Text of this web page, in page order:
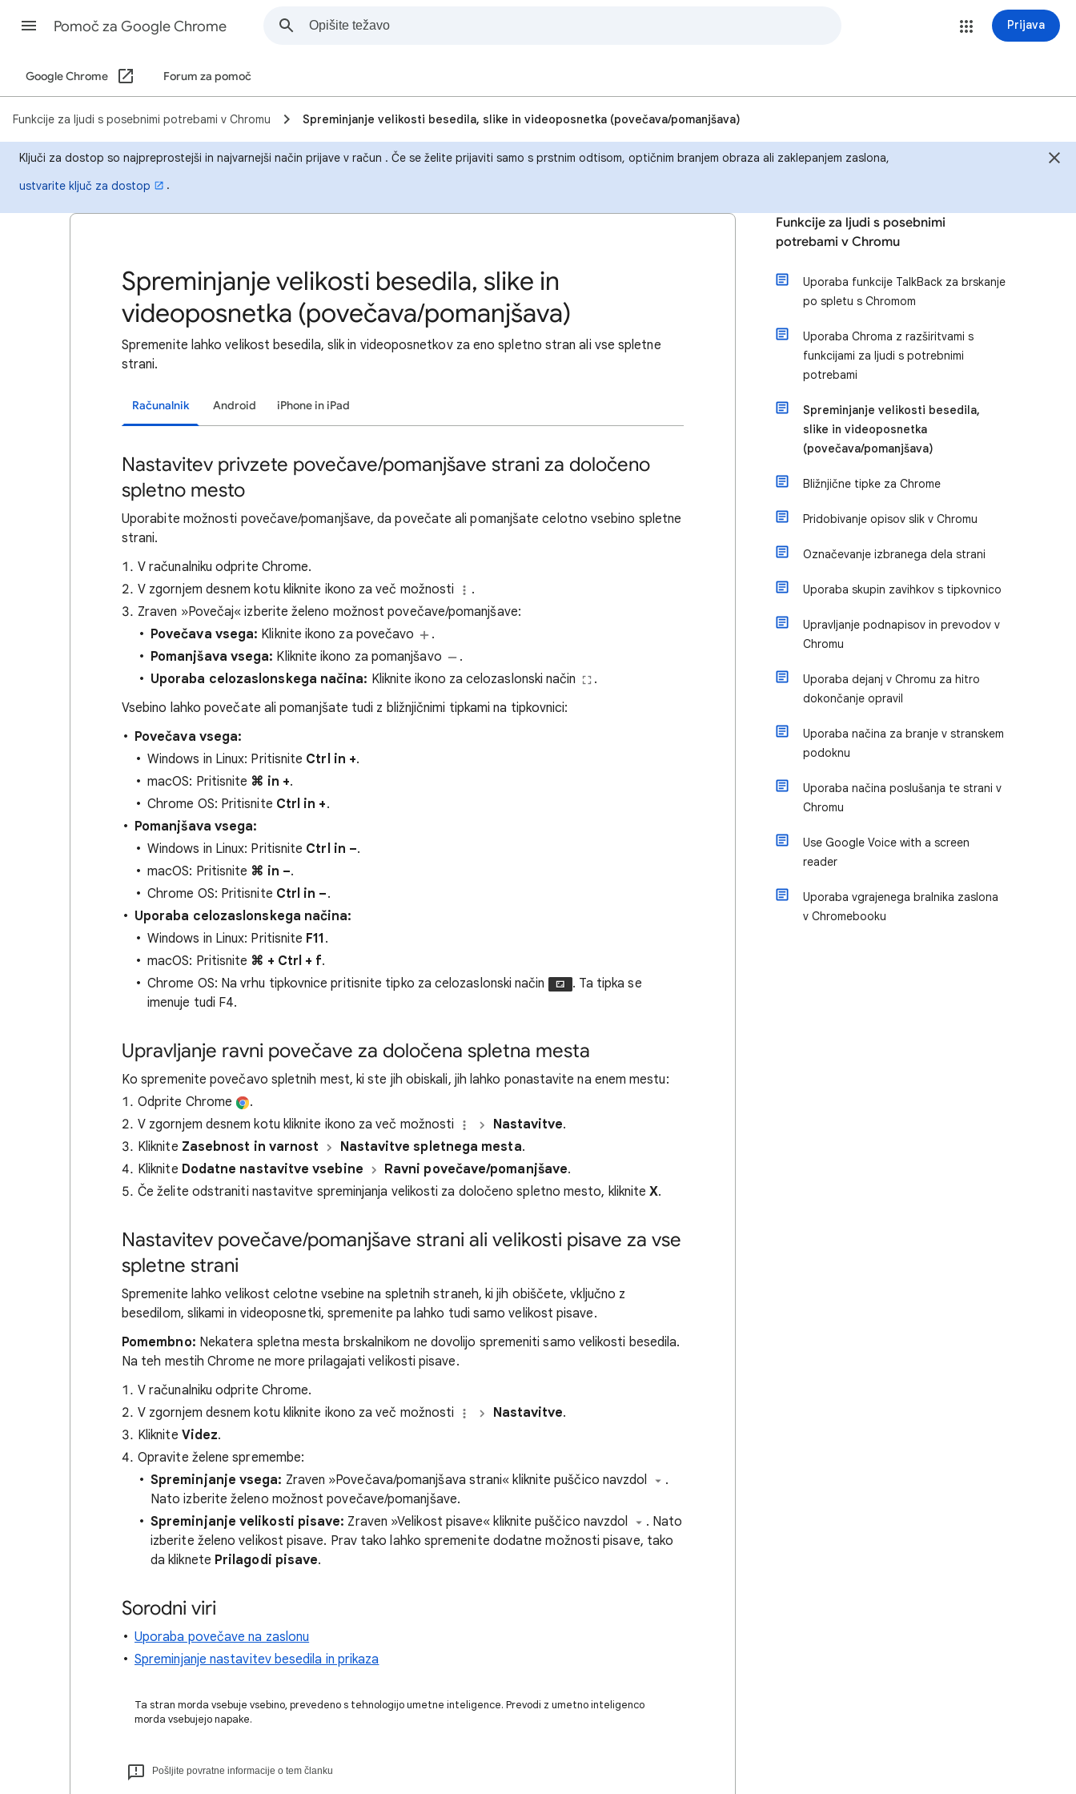
Pomoč za Google Chrome Prijava
Google Chrome Forum za pomoč
Funkcije za ljudi s posebnimi potrebami v Chromu Spreminjanje velikosti besedila, slike in videoposnetka (povečava/pomanjšava)
Ključi za dostop so najpreprostejši in najvarnejši način prijave v račun . Če se želite prijaviti samo s prstnim odtisom, optičnim branjem obraza ali zaklepanjem zaslona,
ustvarite ključ za dostop
.
Spreminjanje velikosti besedila, slike in
videoposnetka (povečava/pomanjšava)
Spremenite lahko velikost besedila, slik in videoposnetkov za eno spletno stran ali vse spletne
strani.
Računalnik Android iPhone in iPad
Nastavitev privzete povečave/pomanjšave strani za določeno
spletno mesto
Uporabite možnosti povečave/pomanjšave, da povečate ali pomanjšate celotno vsebino spletne
strani.
V računalniku odprite Chrome.
V zgornjem desnem kotu kliknite ikono za več možnosti
.
Zraven »Povečaj« izberite želeno možnost povečave/pomanjšave:
Povečava vsega: Kliknite ikono za povečavo
.
Pomanjšava vsega: Kliknite ikono za pomanjšavo
.
Uporaba celozaslonskega načina: Kliknite ikono za celozaslonski način
.
Vsebino lahko povečate ali pomanjšate tudi z bližnjičnimi tipkami na tipkovnici:
Povečava vsega:
Windows in Linux: Pritisnite Ctrl in +.
macOS: Pritisnite ⌘ in +.
Chrome OS: Pritisnite Ctrl in +.
Pomanjšava vsega:
Windows in Linux: Pritisnite Ctrl in –.
macOS: Pritisnite ⌘ in –.
Chrome OS: Pritisnite Ctrl in –.
Uporaba celozaslonskega načina:
Windows in Linux: Pritisnite F11 .
macOS: Pritisnite ⌘ + Ctrl + f.
Chrome OS: Na vrhu tipkovnice pritisnite tipko za celozaslonski način
. Ta tipka se
imenuje tudi F4.
Upravljanje ravni povečave za določena spletna mesta
Ko spremenite povečavo spletnih mest, ki ste jih obiskali, jih lahko ponastavite na enem mestu:
Odprite Chrome
.
V zgornjem desnem kotu kliknite ikono za več možnosti
Nastavitve.
Kliknite Zasebnost in varnost Nastavitve spletnega mesta.
Kliknite Dodatne nastavitve vsebine Ravni povečave/pomanjšave.
Če želite odstraniti nastavitve spreminjanja velikosti za določeno spletno mesto, klikniteX.
Nastavitev povečave/pomanjšave strani ali velikosti pisave za vse
spletne strani
Spremenite lahko velikost celotne vsebine na spletnih straneh, ki jih obiščete, vključno z
besedilom, slikami in videoposnetki, spremenite pa lahko tudi samo velikost pisave.
Pomembno: Nekatera spletna mesta brskalnikom ne dovolijo spremeniti samo velikosti besedila.
Na teh mestih Chrome ne more prilagajati velikosti pisave.
V računalniku odprite Chrome.
V zgornjem desnem kotu kliknite ikono za več možnosti
Nastavitve.
Kliknite Videz.
Opravite želene spremembe:
Spreminjanje vsega: Zraven »Povečava/pomanjšava strani« kliknite puščico navzdol
.
Nato izberite želeno možnost povečave/pomanjšave.
Spreminjanje velikosti pisave: Zraven »Velikost pisave« kliknite puščico navzdol
. Nato
izberite želeno velikost pisave. Prav tako lahko spremenite dodatne možnosti pisave, tako
da kliknete Prilagodi pisave.
Sorodni viri
Uporaba povečave na zaslonu
Spreminjanje nastavitev besedila in prikaza
Ta stran morda vsebuje vsebino, prevedeno s tehnologijo umetne inteligence. Prevodi z umetno inteligenco
morda vsebujejo napake.
Pošljite povratne informacije o tem članku
Funkcije za ljudi s posebnimi
potrebami v Chromu
Uporaba funkcije TalkBack za brskanje
po spletu s Chromom
Uporaba Chroma z razširitvami s
funkcijami za ljudi s potrebnimi
potrebami
Spreminjanje velikosti besedila,
slike in videoposnetka
(povečava/pomanjšava)
Bližnjične tipke za Chrome
Pridobivanje opisov slik v Chromu
Označevanje izbranega dela strani
Uporaba skupin zavihkov s tipkovnico
Upravljanje podnapisov in prevodov v
Chromu
Uporaba dejanj v Chromu za hitro
dokončanje opravil
Uporaba načina za branje v stranskem
podoknu
Uporaba načina poslušanja te strani v
Chromu
Use Google Voice with a screen
reader
Uporaba vgrajenega bralnika zaslona
v Chromebooku